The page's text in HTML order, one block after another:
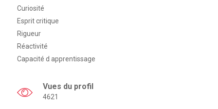
Curiosité
Esprit critique
Rigueur
Réactivité
Capacité d apprentissage
Vues du profil
4621